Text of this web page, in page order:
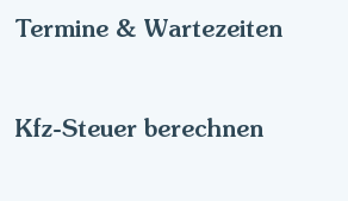
Termine & Wartezeiten
Kfz-Steuer berechnen